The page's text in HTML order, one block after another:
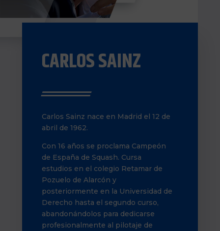
CARLOS SAINZ
Carlos Sainz nace en Madrid el 12 de
abril de 1962.
Con 16 años se proclama Campeón
de España de Squash. Cursa
estudios en el colegio Retamar de
Pozuelo de Alarcón y
posteriormente en la Universidad de
Derecho hasta el segundo curso,
abandonándolos para dedicarse
profesionalmente al pilotaje de